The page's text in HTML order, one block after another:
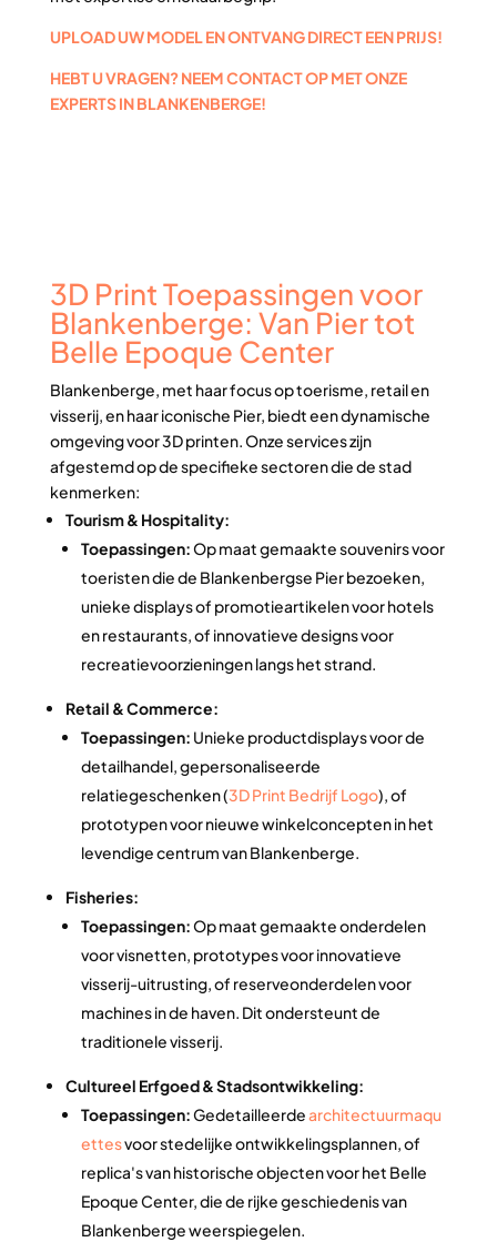
UPLOAD UW MODEL EN ONTVANG DIRECT EEN PRIJS!
HEBT U VRAGEN? NEEM CONTACT OP MET ONZE
EXPERTS IN BLANKENBERGE!
3D Print Toepassingen voor
Blankenberge: Van Pier tot
Belle Epoque Center
Blankenberge, met haar focus op toerisme, retail en
visserij, en haar iconische Pier, biedt een dynamische
omgeving voor 3D printen. Onze services zijn
afgestemd op de specifieke sectoren die de stad
kenmerken:
Tourism & Hospitality:
Toepassingen:Op maat gemaakte souvenirs voor
toeristen die de Blankenbergse Pier bezoeken,
unieke displays of promotieartikelen voor hotels
en restaurants, of innovatieve designs voor
recreatievoorzieningen langs het strand.
Retail & Commerce:
Toepassingen: Unieke productdisplays voor de
detailhandel, gepersonaliseerde
relatiegeschenken (3D Print Bedrijf Logo), of
prototypen voor nieuwe winkelconcepten in het
levendige centrum van Blankenberge.
Fisheries:
Toepassingen:Op maat gemaakte onderdelen
voor visnetten, prototypes voor innovatieve
visserij-uitrusting, of reserveonderdelen voor
machines in de haven. Dit ondersteunt de
traditionele visserij.
Cultureel Erfgoed & Stadsontwikkeling:
Toepassingen:Gedetailleerdearchitectuurmaqu
ettesvoor stedelijke ontwikkelingsplannen, of
replica's van historische objecten voor het Belle
Epoque Center, die de rijke geschiedenis van
Blankenberge weerspiegelen.